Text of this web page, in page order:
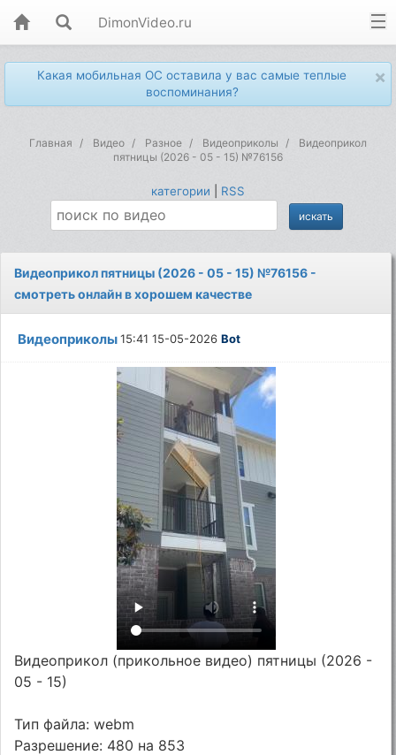
DimonVideo.ru
×
Какая мобильная ОС оставила у вас самые теплые
воспоминания?
Главная Видео Разное Видеоприколы
Видеоприкол
пятницы (2026 - 05 - 15) №76156
категории RSS
Видеоприкол пятницы (2026 - 05 - 15) №76156 -
смотреть онлайн в хорошем качестве
Видеоприколы15:41 15-05-2026Bot
Видеоприкол (прикольное видео) пятницы (2026 -
05 - 15)
Тип файла: webm
Разрешение: 480 на 853